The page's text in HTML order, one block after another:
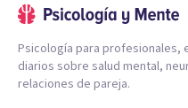
Psicología para profesionales,
diarios sobre salud mental,
relaciones de pareja.